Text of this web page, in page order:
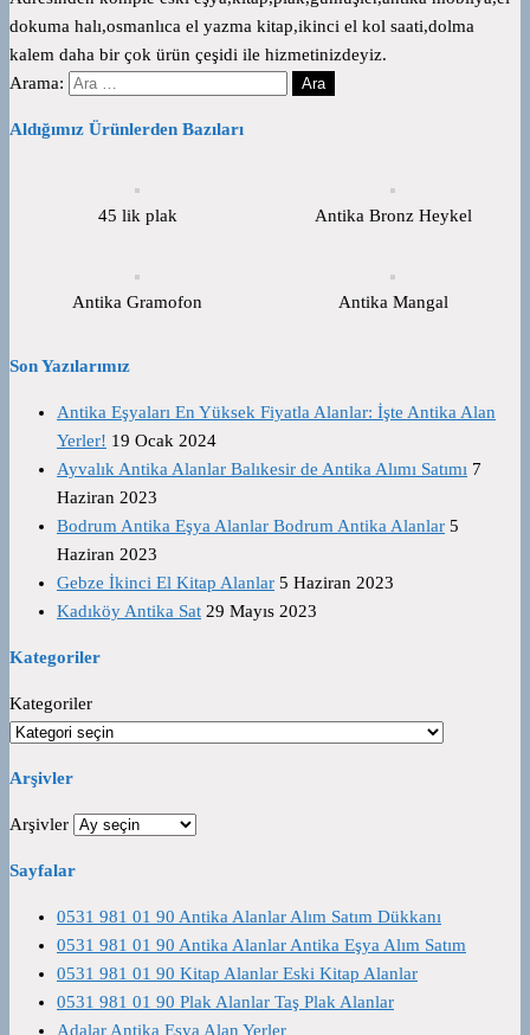
dokuma halı,osmanlıca el yazma kitap,ikinci el kol saati,dolma
kalem daha bir çok ürün çeşidi ile hizmetinizdeyiz.
Arama:
Aldığımız Ürünlerden Bazıları
45 lik plak Antika Bronz Heykel
Antika Gramofon Antika Mangal
Son Yazılarımız
Antika Eşyaları En Yüksek Fiyatla Alanlar: İşte Antika Alan
Yerler! 19 Ocak 2024
Ayvalık Antika Alanlar Balıkesir de Antika Alımı Satımı 7
Haziran 2023
Bodrum Antika Eşya Alanlar Bodrum Antika Alanlar 5
Haziran 2023
Gebze İkinci El Kitap Alanlar 5 Haziran 2023
Kadıköy Antika Sat 29 Mayıs 2023
Kategoriler
Kategoriler
Arşivler
Arşivler
Sayfalar
0531 981 01 90 Antika Alanlar Alım Satım Dükkanı
0531 981 01 90 Antika Alanlar Antika Eşya Alım Satım
0531 981 01 90 Kitap Alanlar Eski Kitap Alanlar
0531 981 01 90 Plak Alanlar Taş Plak Alanlar
Adalar Antika Eşya Alan Yerler